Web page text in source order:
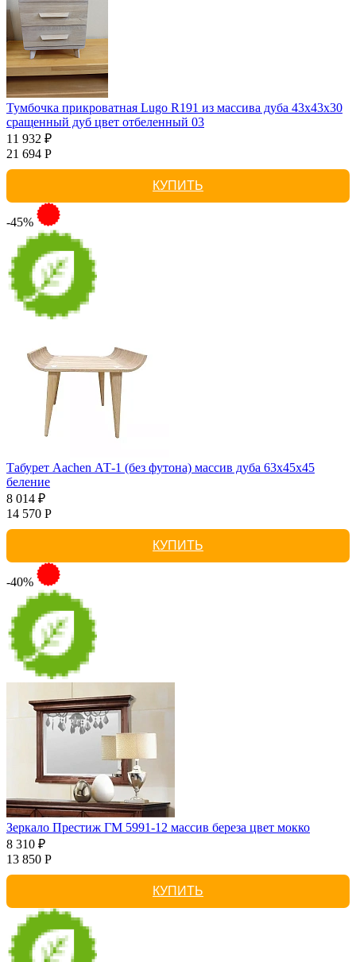
Тумбочка прикроватная Lugo R191 из массива дуба 43х43х30
сращенный дуб цвет отбеленный 03
11 932 ₽
21 694 Р
КУПИТЬ
-45%
Табурет Aachen АТ-1 (без футона) массив дуба 63х45х45
беление
8 014 ₽
14 570 Р
КУПИТЬ
-40%
Зеркало Престиж ГМ 5991-12 массив береза цвет мокко
8 310 ₽
13 850 Р
КУПИТЬ